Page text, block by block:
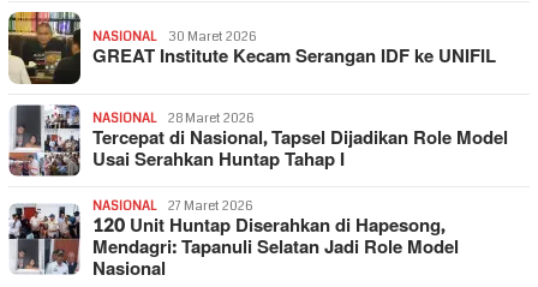
NASIONAL 30 Maret 2026
GREAT Institute Kecam Serangan IDF ke UNIFIL
NASIONAL 28 Maret 2026
Tercepat di Nasional, Tapsel Dijadikan Role Model
Usai Serahkan Huntap Tahap I
NASIONAL 27 Maret 2026
120 Unit Huntap Diserahkan di Hapesong,
Mendagri: Tapanuli Selatan Jadi Role Model
Nasional